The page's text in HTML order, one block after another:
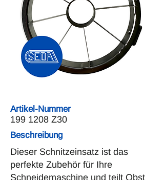
Artikel-Nummer
199 1208 Z30
Beschreibung
Dieser Schnitzeinsatz ist das
perfekte Zubehör für Ihre
Schneidemaschine und teilt Obst